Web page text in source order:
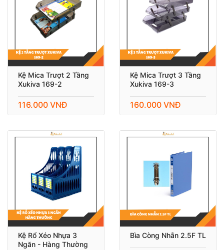
Kệ Mica Trượt 2 Tầng
Xukiva 169-2
116.000 VNĐ
Kệ Mica Trượt 3 Tầng
Xukiva 169-3
160.000 VNĐ
Kệ Rổ Xéo Nhựa 3
Ngăn - Hàng Thường
Bìa Còng Nhẫn 2.5F TL